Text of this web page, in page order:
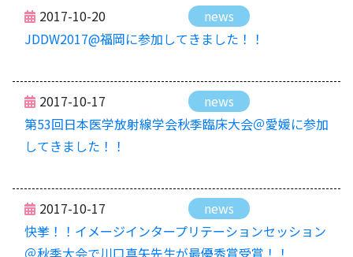
2017-10-20
news
JDDW2017@福岡に参加してきました！！
2017-10-17
news
第53回日本医学放射線学会秋季臨床大会＠愛媛に参加
してきました！！
2017-10-17
news
快挙！！イメージインタープリテーションセッション